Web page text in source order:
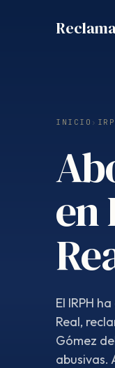
INICIO ›
en
El IRPH
Real,
Gómez
abusivas.